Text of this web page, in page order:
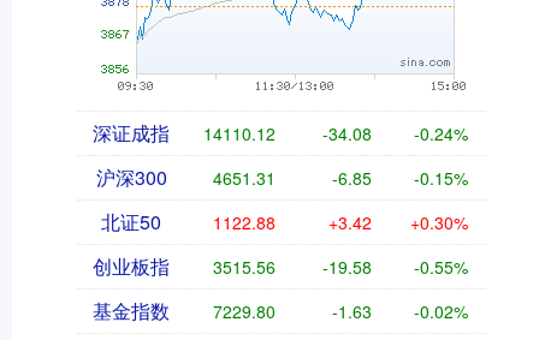
深证成指 14110.12 -34.08 -0.24%
沪深300 4651.31 -6.85 -0.15%
北证50 1122.88 +3.42 +0.30%
创业板指 3515.56 -19.58 -0.55%
基金指数 7229.80 -1.63 -0.02%